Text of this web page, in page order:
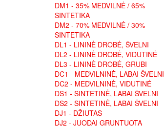
DM1 - 35% MEDVILNĖ / 65%
SINTETIKA
DM2 - 70% MEDVILNĖ / 30%
SINTETIKA
DL1 - LININĖ DROBĖ, ŠVELNI
DL2 - LININĖ DROBĖ, VIDUTINĖ
DL3 - LININĖ DROBĖ, GRUBI
DC1 - MEDVILNINĖ, LABAI ŠVELNI
DC2 - MEDVILNINĖ, VIDUTINĖ
DS1 - SINTETINĖ, LABAI ŠVELNI
DS2 - SINTETINĖ, LABAI ŠVELNI
DJ1 - DŽIUTAS
DJ2 - JUODAI GRUNTUOTA